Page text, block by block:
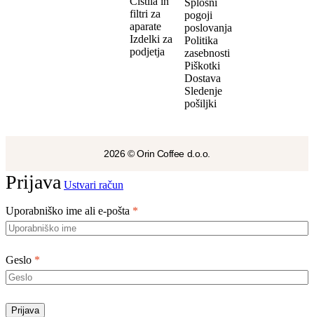
filtri za
aparate
Izdelki za
podjetja
pogoji
poslovanja
Politika
zasebnosti
Piškotki
Dostava
Sledenje
pošiljki
2026 © Orin Coffee d.o.o.
Prijava Ustvari račun
Uporabniško ime ali e-pošta *
Geslo *
Prijava